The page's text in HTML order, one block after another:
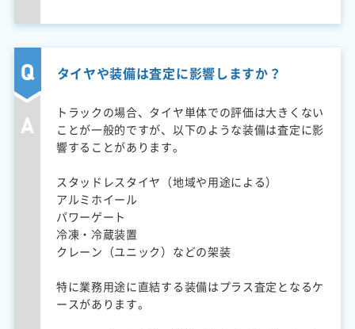
タイヤや装備は査定に影響しますか？
トラックの場合、タイヤ単体での評価は大きくない
ことが一般的ですが、以下のような装備は査定に影
響することがあります。
スタッドレスタイヤ（地域や用途による）
アルミホイール
パワーゲート
冷凍・冷蔵装置
クレーン（ユニック）などの架装
特に業務用途に直結する装備はプラス査定となるケ
ースがあります。